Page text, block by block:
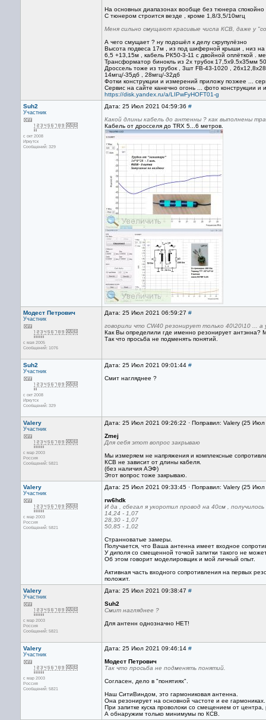
На основных диапазонах вообще без тюнера спокойно
С тюнером строится везде , кроме 1,8/3,5/10мгц
Меня сильно смущают красивые числа КСВ, даже у
А чего смущает ? ну подошёл к делу скрупулёзно
Высота подвеса 17м , из под шиферной крыши , низ
6,5 +13,15м , кабель РК50-3-11 с двойной оплёткой .
Трансформатор бинокль из 2х трубок 17,5х9.5х35мм
Дроссель тоже из трубок , 3шт FB-43-1020 ,
14мгц/-35дб , 28мгц/-32дб
Фотки конструкции и измерений приложу позжее ...
Сервис на сайте канечно огонь ... фото конструкции и
https://disk.yandex.ru/a/LIPwFyHOFT01-g
Suh2
Участник
с окт 2008
Иркутск
Сообщений: 329
Дата: 25 Июл 2021 04:59:36 #
Какой длины кабель до антенны ? как выполнены
Кабель от дросселя до TRX 5...6 метров.
Модест Петрович
Участник
с мая 2005
Сообщений: 1076
Дата: 25 Июл 2021 06:59:27 #
говорили что CW40 резонирует только 40\20\10 ... а
Как Вы определили где именно резонирует антэнна?
Так что просьба не подменять понятий.
Suh2
Участник
с окт 2008
Иркутск
Сообщений: 329
Дата: 25 Июл 2021 09:01:44 #
Смит нагляднее ?
Valery
Участник
с мар 2003
Россия
Сообщений: 5821
Дата: 25 Июл 2021 09:26:22 · Поправил: Valery (25
Zmej
Для себя этот вопрос закрываю
Мы измеряем не напряжения и комплексные
КСВ не зависит от длины кабеля.
(без наличия АЭФ)
Этот вопрос тоже закрываю.
Valery
Участник
с мар 2003
Россия
Сообщений: 5821
Дата: 25 Июл 2021 09:33:45 · Поправил: Valery (25
rw6hdk
И да , сбегал я укоротил провод на 40см ,
14,24 - 1,07
28,30 - 1,07
50,85 - 1,02
Странноватые замеры.
Получается, что Ваша антенна имеет входное
У диполя со смещенной точкой запитки такого не
Об этом говорит моделировщик и мой личный опыт.
Активная часть входного сопротивления на первых
положит.
Valery
Участник
с мар 2003
Россия
Сообщений: 5821
Дата: 25 Июл 2021 09:38:47 #
Suh2
Смит нагляднее ?
Для антенн однозначно НЕТ!
Valery
Участник
с мар 2003
Россия
Сообщений: 5821
Дата: 25 Июл 2021 09:46:14 #
Модест Петрович
Так что просьба не подменять понятий.
Согласен, дело в "понятиях".
Наш СитиВиндом, это гармониковая антенна.
Она резонирует на основной частоте и ее гармониках.
При запитке куска проволоки со смещением от
А обнаружим только минимумы по КСВ.